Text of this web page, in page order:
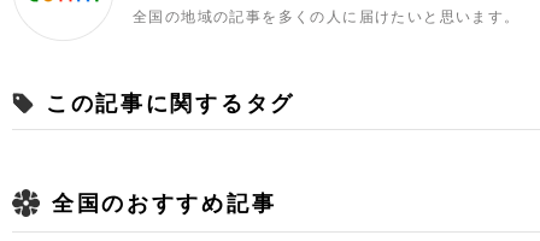
全国の地域の記事を多くの人に届けたいと思います。
この記事に関するタグ
全国のおすすめ記事